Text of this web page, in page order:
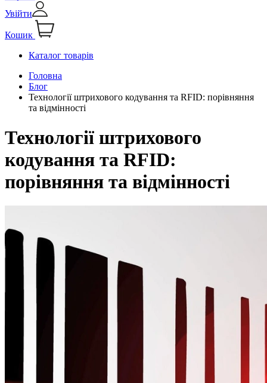
Увійти
Кошик
Каталог товарів
Головна
Блог
Технології штрихового кодування та RFID: порівняння
та відмінності
Технології штрихового
кодування та RFID:
порівняння та відмінності